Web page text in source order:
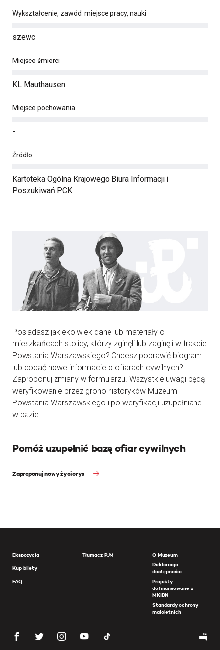
Wykształcenie, zawód, miejsce pracy, nauki
szewc
Miejsce śmierci
KL Mauthausen
Miejsce pochowania
-
Źródło
Kartoteka Ogólna Krajowego Biura Informacji i
Poszukiwań PCK
Posiadasz jakiekolwiek dane lub materiały o
mieszkańcach stolicy, którzy zginęli lub zaginęli w trakcie
Powstania Warszawskiego? Chcesz poprawić biogram
lub dodać nowe informacje o ofiarach cywilnych?
Zaproponuj zmiany w formularzu. Wszystkie uwagi będą
weryfikowanie przez grono historyków Muzeum
Powstania Warszawskiego i po weryfikacji uzupełniane
w bazie
Pomóż uzupełnić bazę ofiar cywilnych
Zaproponuj nowy życiorys
Ekspozycja
Kup bilety
FAQ
Tłumacz PJM
O Muzeum
Deklaracja
dostępności
Projekty
dofinansowane z
MKiDN
Standardy ochrony
małoletnich